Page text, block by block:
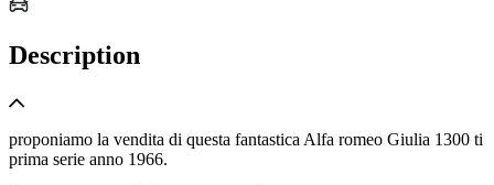
Description
proponiamo la vendita di questa fantastica Alfa romeo Giulia 1300 ti
prima serie anno 1966.